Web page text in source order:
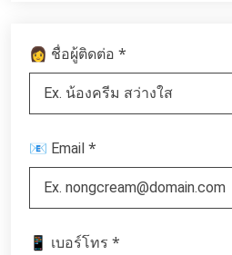
👩 ชื่อผู้ติดต่อ *
📧 Email *
📱 เบอร์โทร *